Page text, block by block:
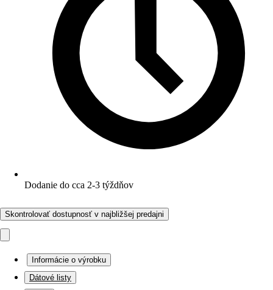
Dodanie do cca 2-3 týždňov
Skontrolovať dostupnosť v najbližšej predajni
Informácie o výrobku
Dátové listy